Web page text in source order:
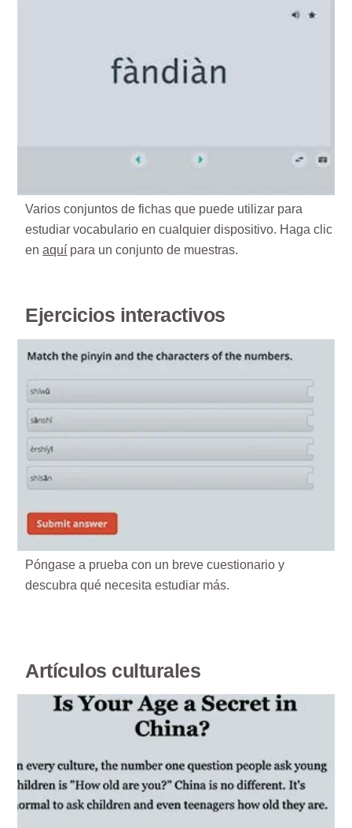
Varios conjuntos de fichas que puede utilizar para
estudiar vocabulario en cualquier dispositivo. Haga clic
enaquí para un conjunto de muestras.
Ejercicios interactivos
Póngase a prueba con un breve cuestionario y
descubra qué necesita estudiar más.
Artículos culturales